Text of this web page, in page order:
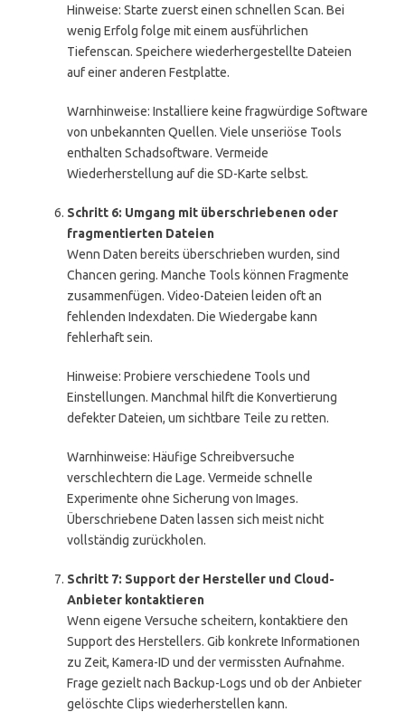
Hinweise: Starte zuerst einen schnellen Scan. Bei
wenig Erfolg folge mit einem ausführlichen
Tiefenscan. Speichere wiederhergestellte Dateien
auf einer anderen Festplatte.
Warnhinweise: Installiere keine fragwürdige Software
von unbekannten Quellen. Viele unseriöse Tools
enthalten Schadsoftware. Vermeide
Wiederherstellung auf die SD-Karte selbst.
Schritt 6: Umgang mit überschriebenen oder
fragmentierten Dateien
Wenn Daten bereits überschrieben wurden, sind
Chancen gering. Manche Tools können Fragmente
zusammenfügen. Video-Dateien leiden oft an
fehlenden Indexdaten. Die Wiedergabe kann
fehlerhaft sein.
Hinweise: Probiere verschiedene Tools und
Einstellungen. Manchmal hilft die Konvertierung
defekter Dateien, um sichtbare Teile zu retten.
Warnhinweise: Häufige Schreibversuche
verschlechtern die Lage. Vermeide schnelle
Experimente ohne Sicherung von Images.
Überschriebene Daten lassen sich meist nicht
vollständig zurückholen.
Schritt 7: Support der Hersteller und Cloud-
Anbieter kontaktieren
Wenn eigene Versuche scheitern, kontaktiere den
Support des Herstellers. Gib konkrete Informationen
zu Zeit, Kamera-ID und der vermissten Aufnahme.
Frage gezielt nach Backup-Logs und ob der Anbieter
gelöschte Clips wiederherstellen kann.